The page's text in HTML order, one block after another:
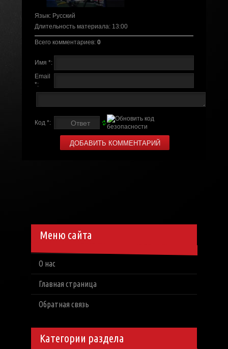
Язык: Русский
Длительность материала: 13:00
Всего комментариев: 0
Имя *:
Email
*:
Код *:
Меню сайта
О нас
Главная страница
Обратная связь
Категории раздела